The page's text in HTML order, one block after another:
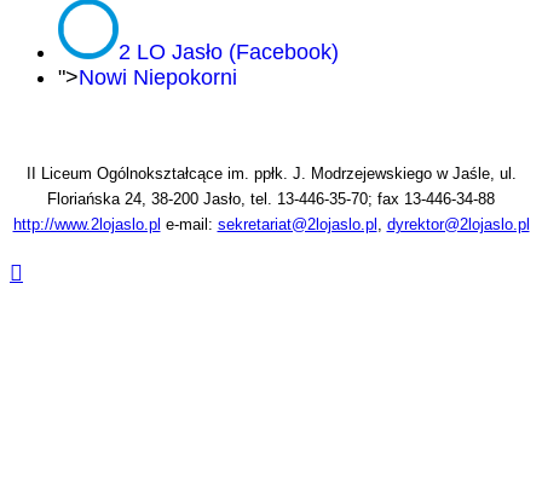
2 LO Jasło (Facebook)
">Nowi Niepokorni
II Liceum Ogólnokształcące im. ppłk. J. Modrzejewskiego w Jaśle, ul.
Floriańska 24, 38-200 Jasło, tel. 13-446-35-70; fax 13-446-34-88
http://www.2lojaslo.pl e-mail: sekretariat@2lojaslo.pl , dyrektor@2lojaslo.pl